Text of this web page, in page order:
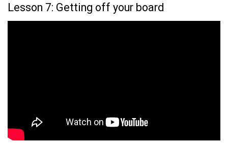
Lesson 7: Getting off your board